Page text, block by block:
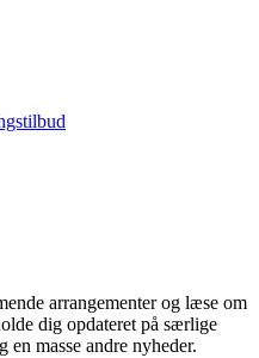
arrangementer og læse om
dig opdateret på særlige
en masse andre nyheder.